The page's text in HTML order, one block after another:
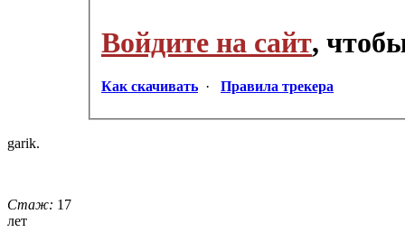
Войдите на сайт,
Как скачивать · Правила трекера
garik.
Стаж: 17
лет